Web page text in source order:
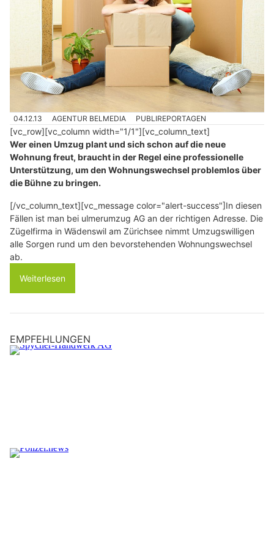
04.12.13 AGENTUR BELMEDIA PUBLIREPORTAGEN
[vc_row][vc_column width="1/1"][vc_column_text]
Wer einen Umzug plant und sich schon auf die neue
Wohnung freut, braucht in der Regel eine professionelle
Unterstützung, um den Wohnungswechsel problemlos über
die Bühne zu bringen.
[/vc_column_text][vc_message color="alert-success"]In diesen
Fällen ist man bei ulmerumzug AG an der richtigen Adresse. Die
Zügelfirma in Wädenswil am Zürichsee nimmt Umzugswilligen
alle Sorgen rund um den bevorstehenden Wohnungswechsel
ab.
Weiterlesen
EMPFEHLUNGEN